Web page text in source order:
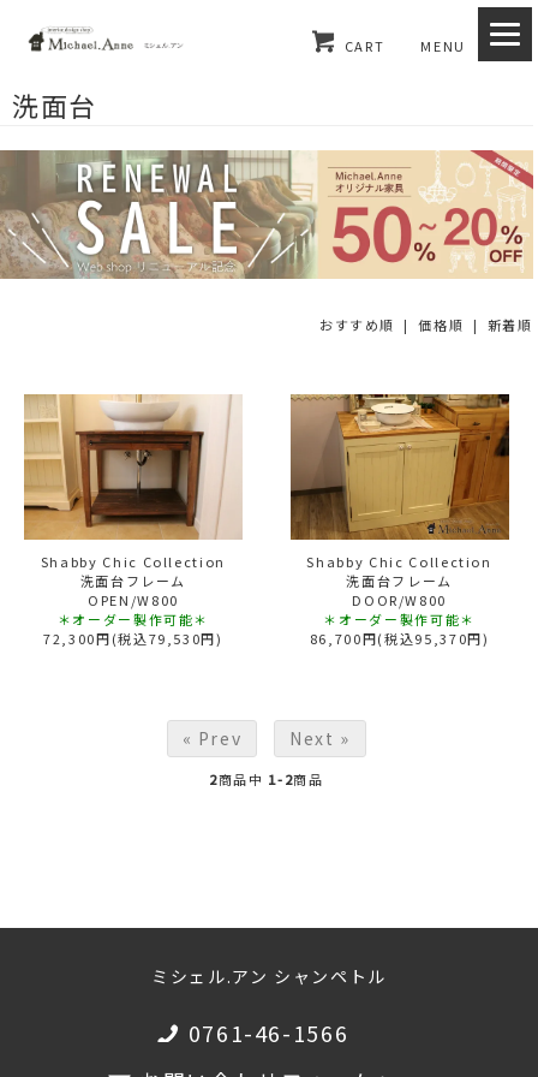
CART MENU
洗面台
おすすめ順 | 価格順 | 新着順
Shabby Chic Collection
洗面台フレーム
OPEN/W800
＊オーダー製作可能＊
72,300円(税込79,530円)
Shabby Chic Collection
洗面台フレーム
DOOR/W800
＊オーダー製作可能＊
86,700円(税込95,370円)
« Prev Next »
2商品中 1-2商品
ミシェル.アン シャンペトル
0761-46-1566